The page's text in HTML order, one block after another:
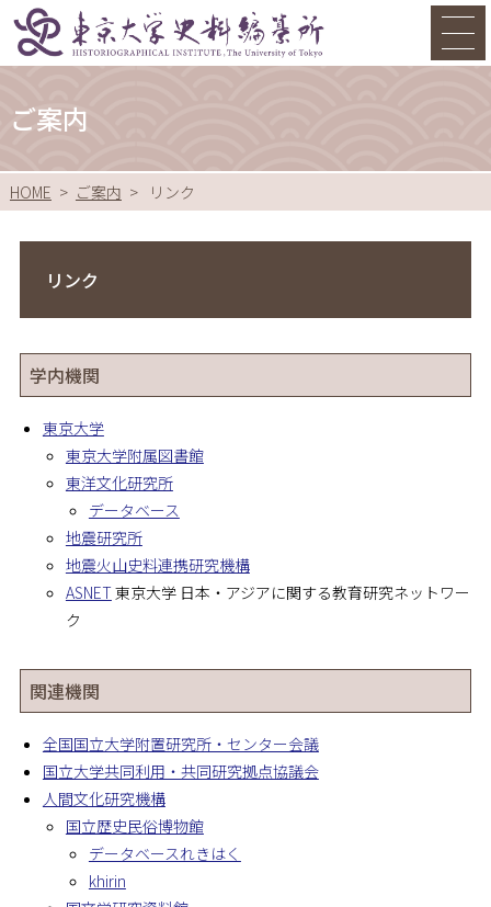
ご案内
HOME ご案内 リンク
リンク
学内機関
東京大学
東京大学附属図書館
東洋文化研究所
データベース
地震研究所
地震火山史料連携研究機構
ASNET 東京大学 日本・アジアに関する教育研究ネットワー
ク
関連機関
全国国立大学附置研究所・センター会議
国立大学共同利用・共同研究拠点協議会
人間文化研究機構
国立歴史民俗博物館
データベースれきはく
khirin